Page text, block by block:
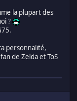
la plupart des
?
personnalité,
de Zelda et ToS